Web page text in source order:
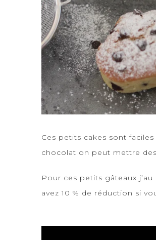
Ces petits cakes sont
chocolat on peut mettre
Pour ces petits gâteaux
avez 10 % de réduction si